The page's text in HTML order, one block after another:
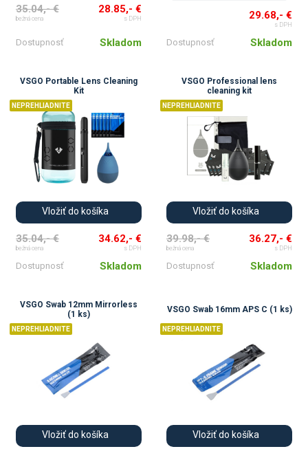
35.04,- €
bežná cena
28.85,- €
s DPH
Dostupnosť Skladom
29.68,- €
s DPH
Dostupnosť Skladom
VSGO Portable Lens Cleaning
Kit
NEPREHLIADNITE
Vložiť do košíka
35.04,- €
bežná cena
34.62,- €
s DPH
Dostupnosť Skladom
VSGO Professional lens
cleaning kit
NEPREHLIADNITE
Vložiť do košíka
39.98,- €
bežná cena
36.27,- €
s DPH
Dostupnosť Skladom
VSGO Swab 12mm Mirrorless
(1 ks)
NEPREHLIADNITE
Vložiť do košíka
VSGO Swab 16mm APS C (1 ks)
NEPREHLIADNITE
Vložiť do košíka